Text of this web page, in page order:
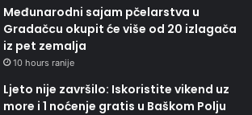
Međunarodni sajam pčelarstva u
Gradačcu okupit će više od 20 izlagača
iz pet zemalja
10 hours ranije
Ljeto nije završilo: Iskoristite vikend uz
more i 1 noćenje gratis u Baškom Polju